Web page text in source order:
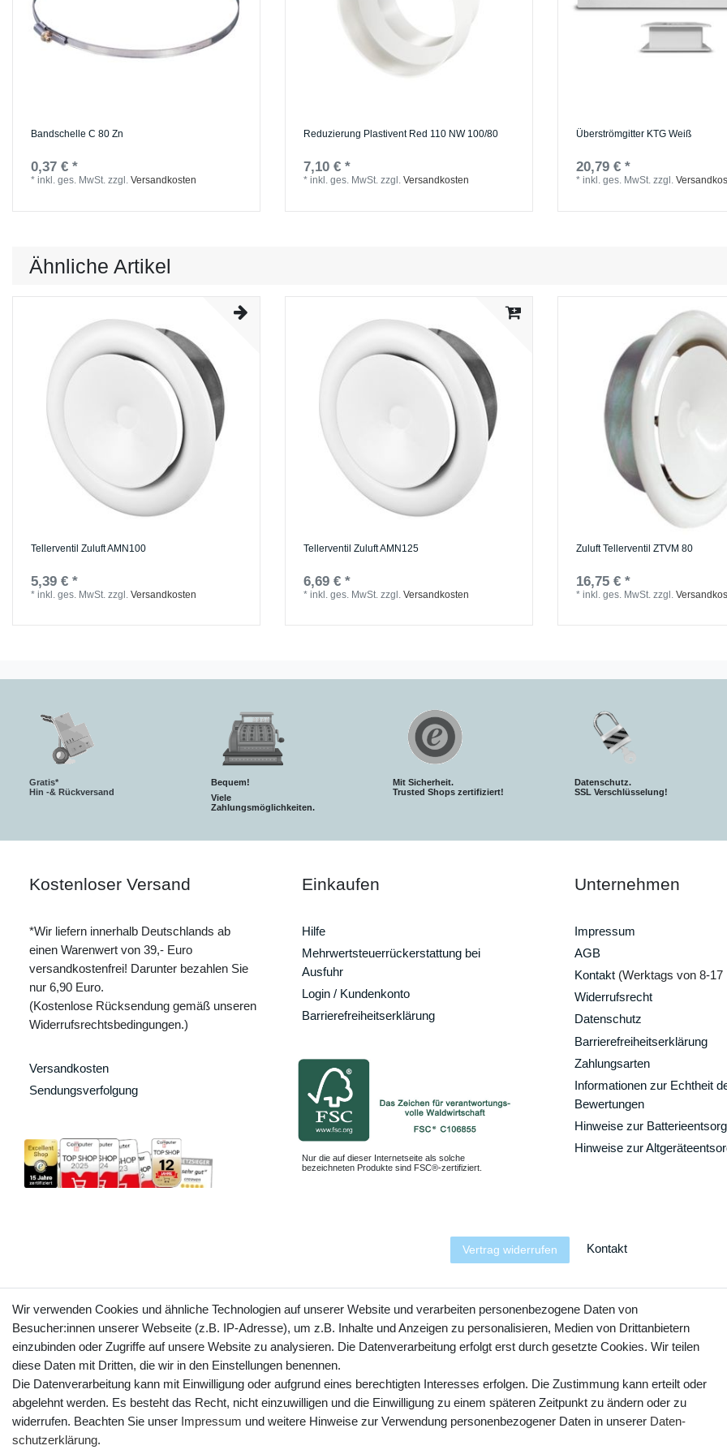
Bandschelle C 80 Zn
0,37 € *
*inkl. ges. MwSt. zzgl.Versandkosten
Reduzierung Plastivent Red 110 NW 100/80
7,10 € *
*inkl. ges. MwSt. zzgl.Versandkosten
Überströmgitter KTG Weiß
20,79 € *
*inkl. ges. MwSt. zzgl.
Ähnliche Artikel
Tellerventil Zuluft AMN100
5,39 € *
*inkl. ges. MwSt. zzgl.Versandkosten
Tellerventil Zuluft AMN125
6,69 € *
*inkl. ges. MwSt. zzgl.Versandkosten
Zuluft Tellerventil ZTVM 80
16,75 € *
*inkl. ges. MwSt. zzgl.
Gratis*
Hin -& Rückversand
Bequem!
Viele
Zahlungsmöglichkeiten.
Mit Sicherheit.
Trusted Shops zertifiziert!
Datenschutz.
SSL Verschlüsselung!
Kostenloser Versand
*Wir liefern innerhalb Deutschlands ab
einen Warenwert von 39,- Euro
versandkostenfrei! Darunter bezahlen Sie
nur 6,90 Euro.
(Kostenlose Rücksendung gemäß unseren
Widerrufsrechtsbedingungen.)
Versandkosten
Sendungsverfolgung
Einkaufen
Hilfe
Mehrwertsteuerrückerstattung bei
Ausfuhr
Login / Kundenkonto
Barrierefreiheitserklärung
Nur die auf dieser Internetseite als solche
bezeichneten Produkte sind FSC®-zertifiziert.
Unternehmen
Impressum
AGB
Kontakt (Werktags von 8-17
Widerrufsrecht
Datenschutz
Barrierefreiheitserklärung
Zahlungsarten
Informationen zur Echtheit
Bewertungen
Hinweise zur
Hinweise zur
Vertrag widerrufen Kontakt
Wir verwenden Cookies und ähnliche Technologien auf unserer Website und verarbeiten personenbezogene Daten von
Besucher:innen unserer Webseite (z.B. IP-Adresse), um z.B. Inhalte und Anzeigen zu personalisieren, Medien von Drittanbietern
einzubinden oder Zugriffe auf unsere Website zu analysieren. Die Datenverarbeitung erfolgt erst durch gesetzte Cookies. Wir teilen
diese Daten mit Dritten, die wir in den Einstellungen benennen.
Die Datenverarbeitung kann mit Einwilligung oder aufgrund eines berechtigten Interesses erfolgen. Die Zustimmung kann erteilt oder
abgelehnt werden. Es besteht das Recht, nicht einzuwilligen und die Einwilligung zu einem späteren Zeitpunkt zu ändern oder zu
widerrufen. Beachten Sie unser Impressum und weitere Hinweise zur Verwendung personenbezogener Daten in unserer Daten­
schutz­erklärung.